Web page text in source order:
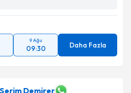
9 Ağu
09:30 Daha Fazla
Demirer